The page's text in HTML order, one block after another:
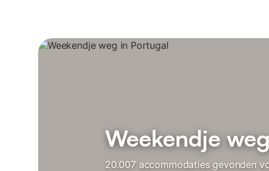
Weekendje
20.007 accommodaties gevonden